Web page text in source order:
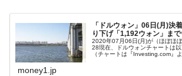
『Money1』
JPモルガン「韓国レバレ
ほぼ終わった」
『Money1』
韓国『国民年金公団』株
発。
「ドルウォン」06日(月)決
り下げ「1,192ウォン」まで
2020年07月06日(月)が（ほぼほ
28現在、ドルウォンチャートは
（チャートは『Investing.com』
money1.jp